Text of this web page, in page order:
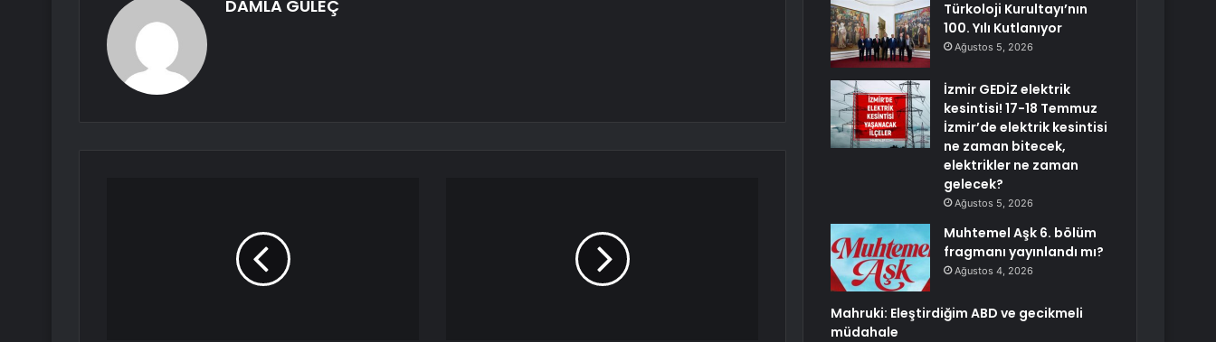
DAMLA GÜLEÇ
Türkoloji Kurultayı’nın
100. Yılı Kutlanıyor
Ağustos 5, 2026
İzmir GEDİZ elektrik
kesintisi! 17-18 Temmuz
İzmir’de elektrik kesintisi
ne zaman bitecek,
elektrikler ne zaman
gelecek?
Ağustos 5, 2026
Muhtemel Aşk 6. bölüm
fragmanı yayınlandı mı?
Ağustos 4, 2026
Mahruki: Eleştirdiğim ABD ve gecikmeli
müdahale